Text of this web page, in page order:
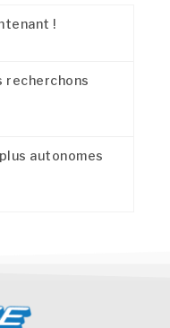
!
recherchons
autonomes